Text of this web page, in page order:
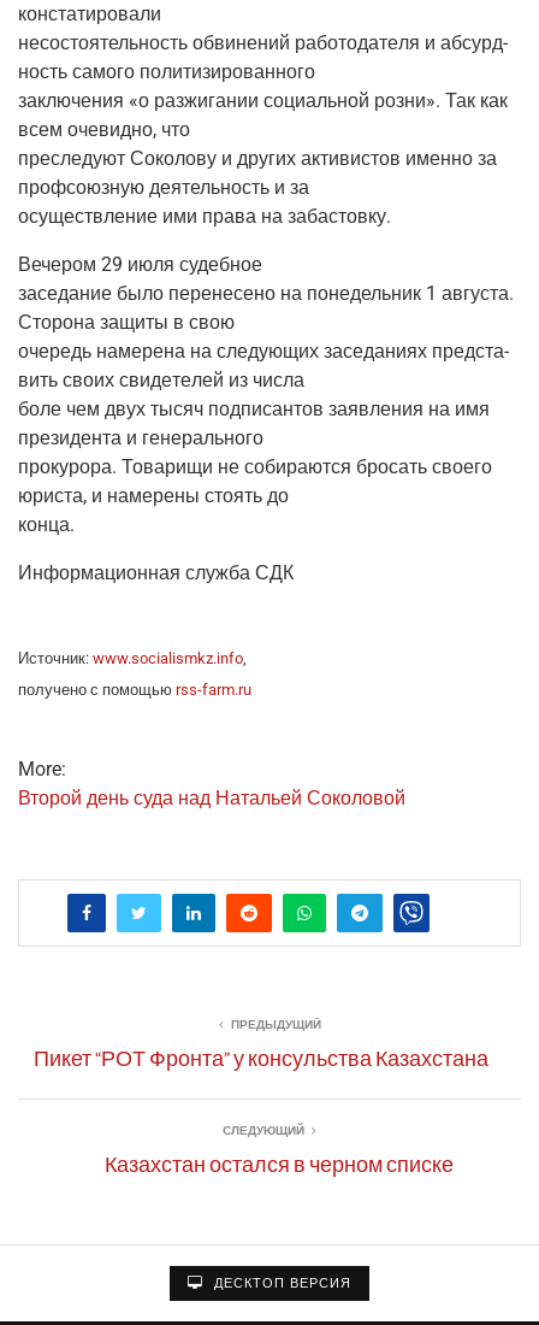
констатировали
несо­сто­я­тель­ность обви­не­ний рабо­то­да­те­ля и абсурд­
ность само­го политизированного
заклю­че­ния «о раз­жи­га­нии соци­аль­ной роз­ни». Так как
всем оче­вид­но, что
пре­сле­ду­ют Соко­ло­ву и дру­гих акти­ви­стов имен­но за
проф­со­юз­ную дея­тель­ность и за
осу­ществ­ле­ние ими пра­ва на забастовку.
Вече­ром 29 июля судебное
засе­да­ние было пере­не­се­но на поне­дель­ник 1 авгу­ста.
Сто­ро­на защи­ты в свою
оче­редь наме­ре­на на сле­ду­ю­щих засе­да­ни­ях пред­ста­
вить сво­их сви­де­те­лей из числа
боле чем двух тысяч под­пи­сан­тов заяв­ле­ния на имя
пре­зи­ден­та и генерального
про­ку­ро­ра. Това­ри­щи не соби­ра­ют­ся бро­сать сво­е­го
юри­ста, и наме­ре­ны сто­ять до
конца.
Инфор­ма­ци­он­ная служ­ба СДК
Источ­ник: www.socialismkz.info,
полу­че­но с помо­щью rss-farm.ru
More:
Вто­рой день суда над Ната­льей Соколовой
ПРЕДЫДУЩИЙ
Пикет “РОТ Фронта” у консульства Казахстана
СЛЕДУЮЩИЙ
Казахстан остался в черном списке
ДЕСКТОП ВЕРСИЯ